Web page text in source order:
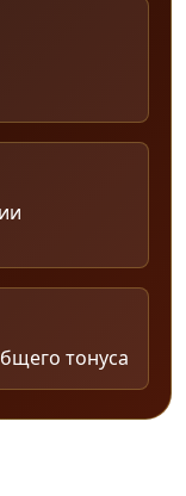
тонуса